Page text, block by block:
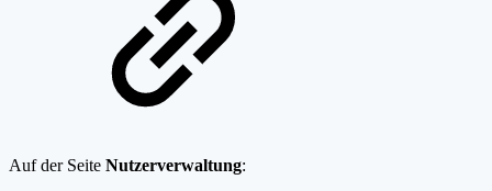
Auf der Seite Nutzerverwaltung: